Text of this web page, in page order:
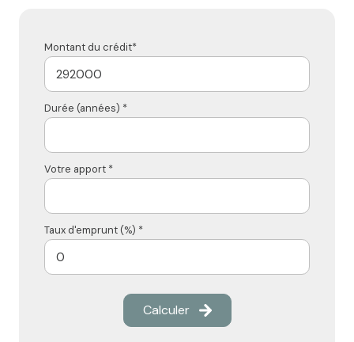
Montant du crédit*
Durée (années) *
Votre apport *
Taux d'emprunt (%) *
Calculer